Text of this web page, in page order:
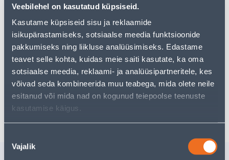
Veebilehel on kasutatud küpsiseid.
Kasutame küpsiseid sisu ja reklaamide
isikupärastamiseks, sotsiaalse meedia funktsioonide
pakkumiseks ning liikluse analüüsimiseks. Edastame
teavet selle kohta, kuidas meie saiti kasutate, ka oma
sotsiaalse meedia, reklaami- ja analüüsipartneritele, kes
võivad seda kombineerida muu teabega, mida olete neile
esitanud või mida nad on kogunud teiepoolse teenuste
kasutamise käigus.
valik
Vajalik
• Kasutamiseks sisetingimustes.
• Valget värvi.
• 14-päevane tagastusõigus.
Eeldatav kojuvedu 3,69 € al. 2-5 tööpäeva
Tarne pakiautomaati al. 2,29 € al. 2-5 tööpäeva
Poest kätte, alates 06.08.2026